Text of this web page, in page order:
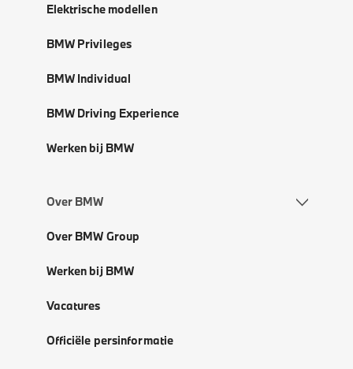
Elektrische modellen
BMW Privileges
BMW Individual
BMW Driving Experience
Werken bij BMW
Over BMW
Over BMW Group
Werken bij BMW
Vacatures
Officiële persinformatie